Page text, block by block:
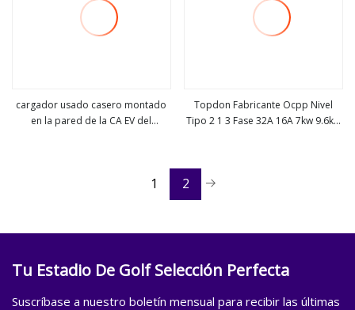
cargador usado casero montado
en la pared de la CA EV del
Topdon Fabricante Ocpp Nivel
Tipo 2 1 3 Fase 32A 16A 7kw 9.6kw
rápida Wallbox EV Cargador de
1 2
Tu Estadio De Golf Selección Perfecta
Suscríbase a nuestro boletín mensual para recibir las últimas